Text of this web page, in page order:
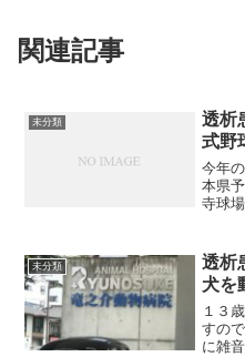
関連記事
未分類
透析
式野
今年
本県
寺球
し、
てい
未分類
透析
犬を
１３
すの
に雑